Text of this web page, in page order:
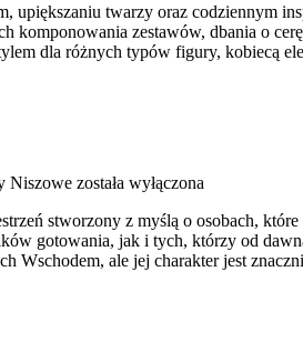
twarzy oraz codziennym
komponowania zestawów, dbania o
dla różnych typów figury, kobiecą
Niszowe została wyłączona
stworzony z myślą o osobach,
gotowania, jak i tych, którzy od
Wschodem, ale jej charakter jest